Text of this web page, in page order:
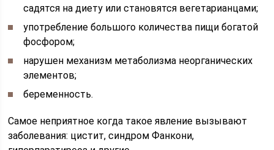
садятся на диету или становятся вегетарианцами;
употребление большого количества пищи богатой
фосфором;
нарушен механизм метаболизма неорганических
элементов;
беременность.
Самое неприятное когда такое явление вызывают
заболевания: цистит, синдром Фанкони,